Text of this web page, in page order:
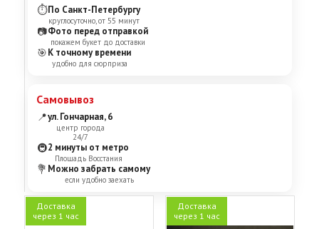
⏱По Санкт-Петербургу
круглосуточно, от 55 минут
📷Фото перед отправкой
покажем букет до доставки
🎯К точному времени
удобно для сюрприза
Самовывоз
📍ул. Гончарная, 6
центр города
24/7
🚇2 минуты от метро
Площадь Восстания
💐 Можно забрать самому
если удобно заехать
Доставка
через 1 час
Доставка
через 1 час